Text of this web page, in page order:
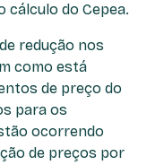
cálculo do Cepea.
redução nos
como está
de preço do
para os
ocorrendo
de preços por